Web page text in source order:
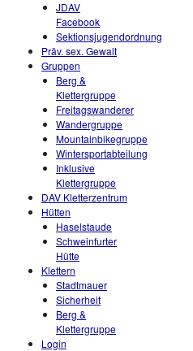
JDAV
Facebook
Sektionsjugendordnung
Präv. sex. Gewalt
Gruppen
Berg &
Klettergruppe
Freitagswanderer
Wandergruppe
Mountainbikegruppe
Wintersportabteilung
Inklusive
Klettergruppe
DAV Kletterzentrum
Hütten
Haselstaude
Schweinfurter
Hütte
Klettern
Stadtmauer
Sicherheit
Berg &
Klettergruppe
Login